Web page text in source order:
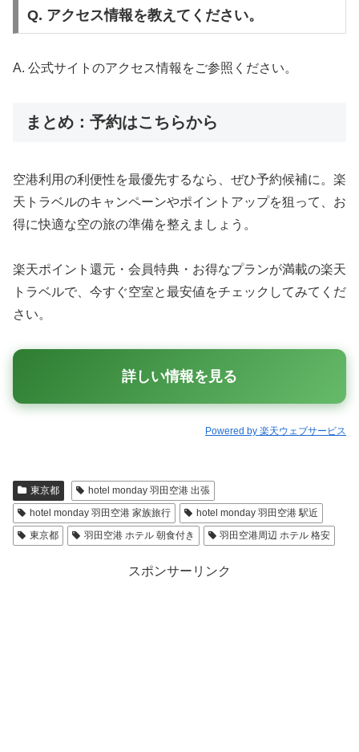
Q. アクセス情報を教えてください。
A. 公式サイトのアクセス情報をご参照ください。
まとめ：予約はこちらから
空港利用の利便性を最優先するなら、ぜひ予約候補に。楽
天トラベルのキャンペーンやポイントアップを狙って、お
得に快適な空の旅の準備を整えましょう。
楽天ポイント還元・会員特典・お得なプランが満載の楽天
トラベルで、今すぐ空室と最安値をチェックしてみてくだ
さい。
詳しい情報を見る
Powered by 楽天ウェブサービス
東京都
hotel monday 羽田空港 出張
hotel monday 羽田空港 家族旅行
hotel monday 羽田空港 駅近
東京都
羽田空港 ホテル 朝食付き 羽田空港周辺 ホテル 格安
スポンサーリンク